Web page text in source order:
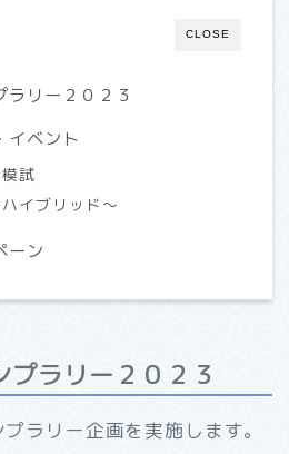
CLOSE
ラリー２０２３
イベント
試
イブリッド～
ーン
プラリー２０２３
ラリー企画を実施します。